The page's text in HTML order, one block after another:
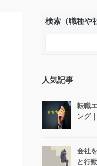
検索（職種や
人気記事
転職
ング
会社
と行